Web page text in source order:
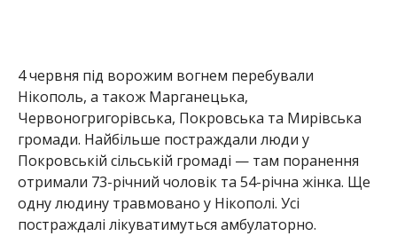
4 червня під ворожим вогнем перебували
Нікополь, а також Марганецька,
Червоногригорівська, Покровська та Мирівська
громади. Найбільше постраждали люди у
Покровській сільській громаді — там поранення
отримали 73-річний чоловік та 54-річна жінка. Ще
одну людину травмовано у Нікополі. Усі
постраждалі лікуватимуться амбулаторно.